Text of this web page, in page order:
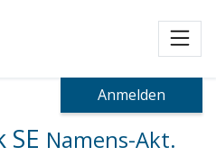
Anmelden
Namens-Akt.